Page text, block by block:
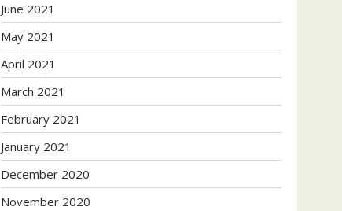
June 2021
May 2021
April 2021
March 2021
February 2021
January 2021
December 2020
November 2020